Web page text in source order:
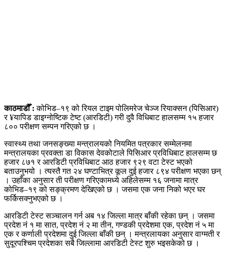
काठमाडौँ: कोभिड–१९ को रियल टाइम पोलिमरेज चेञ्ज रियाक्सन (पिसिआर)
र ¥यापिड डाइग्नोष्टिक टेष्ट (आरडिटी) गरी दुवै विधिबाट हालसम्म १५ हजार
८०० परीक्षण सम्पन गरिएको छ ।
स्वास्थ्य तथा जनसङ्ख्या मन्त्रालयको नियमित पत्रकार सम्मेलनमा
मन्त्रालयका प्रवक्ता डा विकास देवकोटाले पिसिआर प्रविधिबाट हालसम्म छ
हजार ८७१ र आरडिटी प्रविधिबाट आठ हजार ९२९ वटा टेस्ट भएको
बताउनुभयो । त्यस्तै गत २४ घण्टाभित्र कूल दुई हजार ८९४ परीक्षण भएका छन्
। उहाँका अनुसार ती परीक्षण गरिएकामध्ये अहिलेसम्म १६ जनामा मात्र
कोभिड–१९ को सङ्क्रमण देखिएको छ । जसमा एक जना निको भएर घर
फर्किसक्नुभएको छ ।
आरडिटी टेस्ट सञ्चालन गर्न अब १४ जिल्ला मात्र बाँकी रहेका छन् । जसमा
प्रदेश नं १ मा सात, प्रदेश नं २ मा तीन, गण्डकी प्रदेशमा एक, प्रदेश नं ५ मा
एक र कर्णाली प्रदेशमा दुई जिल्ला बाँकी छन् । मन्त्रलायका अनुसार वाग्मती र
सुदूरपश्चिम प्रदेशका सबै जिल्लामा आरडिटी टेस्ट शुरु भइसकेको छ ।